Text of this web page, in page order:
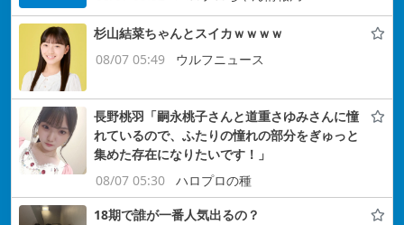
杉山結菜ちゃんとスイカｗｗｗｗ
08/07 05:49
ウルフニュース
長野桃羽「嗣永桃子さんと道重さゆみさんに憧
れているので、ふたりの憧れの部分をぎゅっと
集めた存在になりたいです！」
08/07 05:30
ハロプロの種
18期で誰が一番人気出るの？